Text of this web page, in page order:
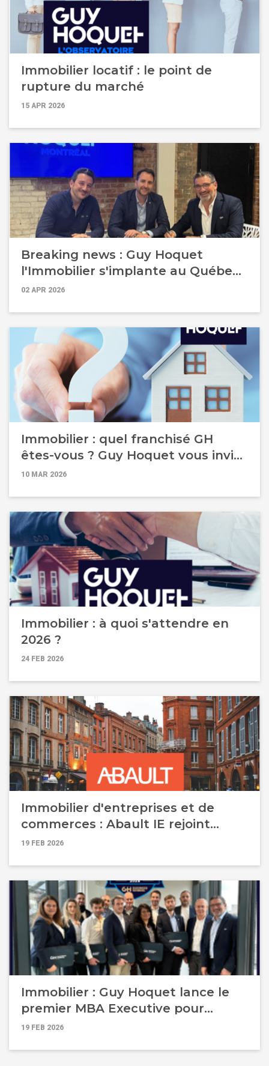
Immobilier locatif : le point de
rupture du marché
15 APR 2026
Breaking news : Guy Hoquet
l'Immobilier s'implante au Québec
pour accélérer son développement
02 APR 2026
Immobilier : quel franchisé GH
êtes-vous ? Guy Hoquet vous invite
à le découvrir pendant Franchise
10 MAR 2026
Immobilier : à quoi s'attendre en
2026 ?
24 FEB 2026
Immobilier d'entreprises et de
commerces : Abault IE rejoint
Hoquet Business pour accélérer sa
19 FEB 2026
Immobilier : Guy Hoquet lance le
premier MBA Executive pour
dirigeants d'agence face à la
19 FEB 2026